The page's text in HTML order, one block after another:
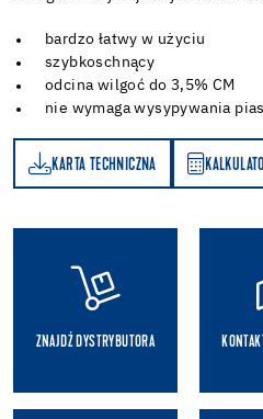
bardzo łatwy w użyciu
szybkoschnący
odcina wilgoć do 3,5% CM
nie wymaga wysypywania
KARTA TECHNICZNA
KALKULATOR ZUŻYCIA
ZNAJDŹ DYSTRYBUTORA